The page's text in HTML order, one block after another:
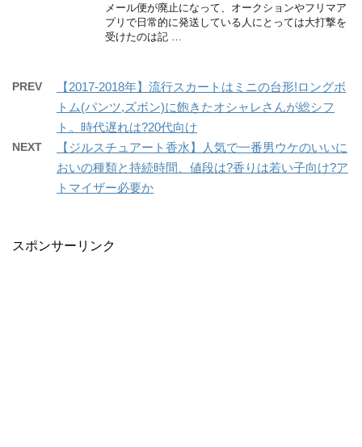
メール便が廃止になって、オークションやフリマア
プリで日常的に発送している人にとっては大打撃を
受けたのは記 …
PREV
【2017-2018年】流行スカートはミニの台形!ロングボ
トム(パンツ,ズボン)に飽きたオシャレさんが総シフ
ト。時代遅れは?20代向け
NEXT
【ジルスチュアート香水】人気で一番男ウケのいいに
おいの種類と持続時間、値段は?香りは若い子向け?ア
トマイザー必要か
スポンサーリンク